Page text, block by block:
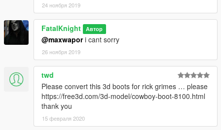
24 ноября 2019
FatalKnight Автор
@maxwapori cant sorry
26 ноября 2019
twd
Please convert this 3d boots for rick grimes … please
https://free3d.com/3d-model/cowboy-boot-8100.html
thank you
15 февраля 2020